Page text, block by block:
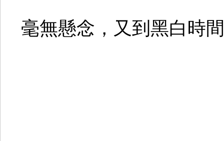
毫無懸念，又到黑白時